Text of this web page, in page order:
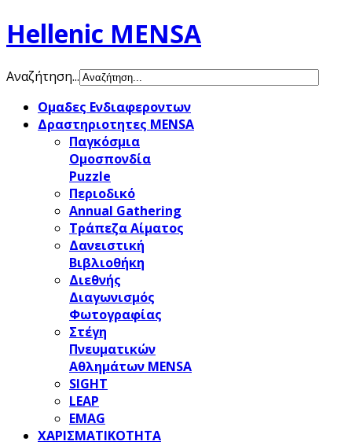
Hellenic MENSA
Αναζήτηση...
Ομαδες Ενδιαφεροντων
Δραστηριοτητες MENSA
Παγκόσμια
Ομοσπονδία
Puzzle
Περιοδικό
Annual Gathering
Τράπεζα Αίματος
Δανειστική
Βιβλιοθήκη
Διεθνής
Διαγωνισμός
Φωτογραφίας
Στέγη
Πνευματικών
Αθλημάτων MENSA
SIGHT
LEAP
EMAG
ΧΑΡΙΣΜΑΤΙΚΟΤΗΤΑ